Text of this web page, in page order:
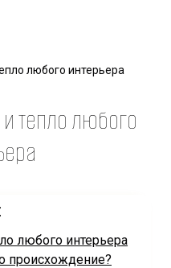
любого интерьера
и тепло любого
любого интерьера
происхождение?